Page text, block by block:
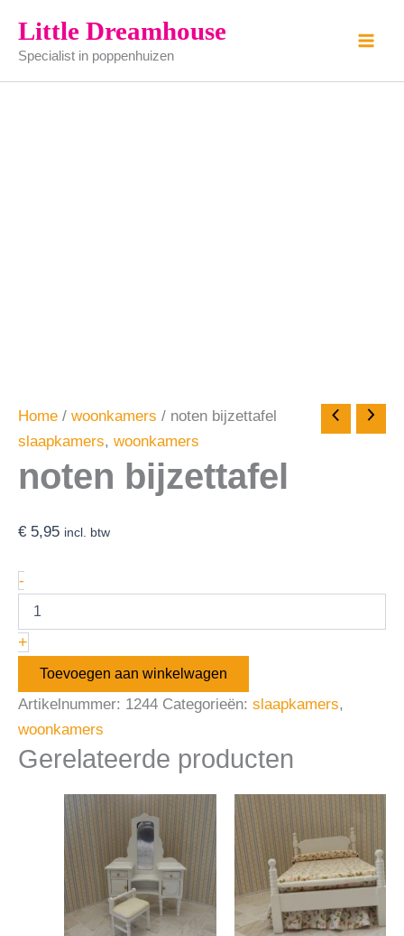
naar
inhoud
Little Dreamhouse
Specialist in poppenhuizen
Home / woonkamers / noten bijzettafel
slaapkamers, woonkamers
noten bijzettafel
€ 5,95 incl. btw
-
bijzettafel
aantal
+
Toevoegen aan winkelwagen
Artikelnummer: 1244 Categorieën: slaapkamers,
woonkamers
Gerelateerde producten